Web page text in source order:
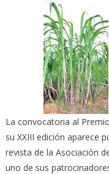
La convocatoria al
su XXIII edición aparece
revista de la Asociación
uno de sus